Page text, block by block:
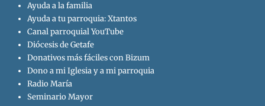
Ayuda a la familia
Ayuda a tu parroquia: Xtantos
Canal parroquial YouTube
Diócesis de Getafe
Donativos más fáciles con Bizum
Dono a mi Iglesia y a mi parroquia
Radio María
Seminario Mayor